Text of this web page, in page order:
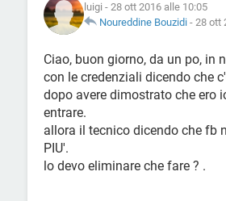
luigi - 28 ott 2016 alle 10:05
Noureddine Bouzidi - 28 ott
Ciao, buon giorno, da un po, in
con le credenziali dicendo che
dopo avere dimostrato che ero
entrare.
allora il tecnico dicendo che fb
PIU'.
lo devo eliminare che fare ? .